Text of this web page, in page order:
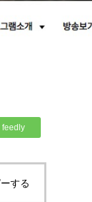
feedly
する